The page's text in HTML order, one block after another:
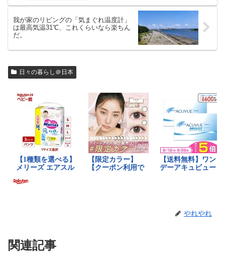
我が家のリビングの「気まぐれ温度計」
は最高気温31℃、これくらいなら楽ちん
だ。
日々の暮らし＠日本
やれやれ
関連記事